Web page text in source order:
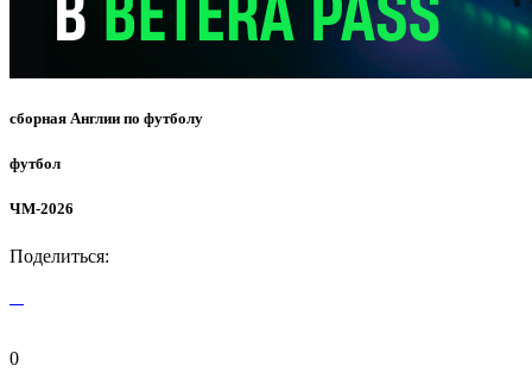
сборная Англии по футболу
футбол
ЧМ-2026
Поделиться:
0